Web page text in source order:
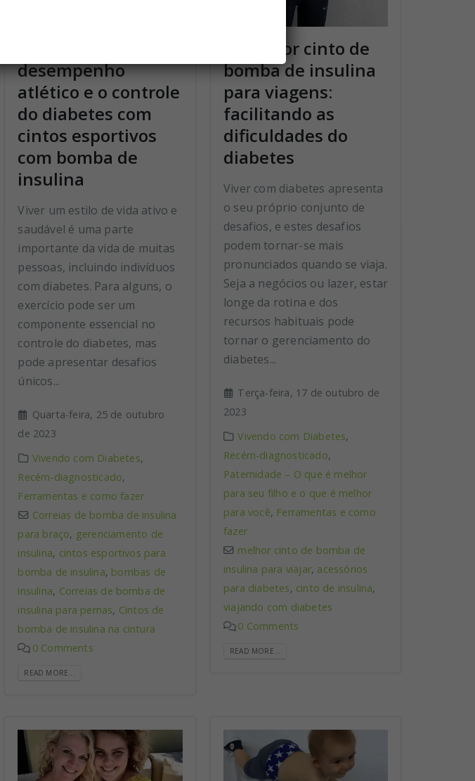
desempenho
atlético e o controle
do diabetes com
cintos esportivos
com bomba de
insulina
Viver um estilo de vida ativo e
saudável é uma parte
importante da vida de muitas
pessoas, incluindo indivíduos
com diabetes. Para alguns, o
exercício pode ser um
componente essencial no
controle do diabetes, mas
pode apresentar desafios
únicos...
Quarta-feira, 25 de outubro
de 2023
Vivendo com Diabetes,
Recém-diagnosticado,
Ferramentas e como fazer
Correias de bomba de insulina
para braço, gerenciamento de
insulina, cintos esportivos para
bomba de insulina, bombas de
insulina, Correias de bomba de
insulina para pernas, Cintos de
bomba de insulina na cintura
0 Comments
READ MORE...
O melhor cinto de
bomba de insulina
para viagens:
facilitando as
dificuldades do
diabetes
Viver com diabetes apresenta
o seu próprio conjunto de
desafios, e estes desafios
podem tornar-se mais
pronunciados quando se viaja.
Seja a negócios ou lazer, estar
longe da rotina e dos
recursos habituais pode
tornar o gerenciamento do
diabetes...
Terça-feira, 17 de outubro de
2023
Vivendo com Diabetes,
Recém-diagnosticado,
Paternidade – O que é melhor
para seu filho e o que é melhor
para você, Ferramentas e como
fazer
melhor cinto de bomba de
insulina para viajar, acessórios
para diabetes, cinto de insulina,
viajando com diabetes
0 Comments
READ MORE...